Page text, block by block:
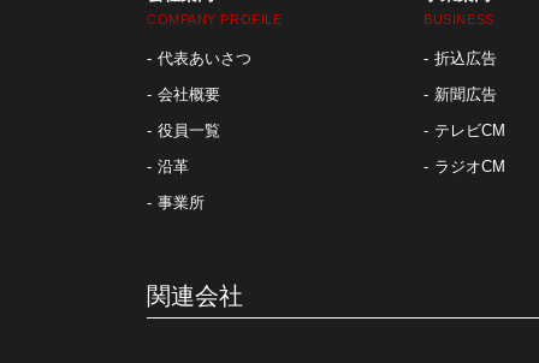
COMPANY PROFILE
代表あいさつ
会社概要
役員一覧
沿革
事業所
BUSINESS
折込広告
新聞広告
テレビCM
ラジオCM
関連会社